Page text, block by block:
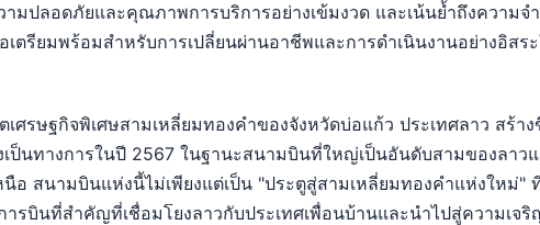
มปลอดภัยและคุณภาพการบริการอย่างเข้มงวด และเน้นย้ำถึงความจ
เตรียมพร้อมสำหรับการเปลี่ยนผ่านอาชีพและการดำเนินงานอย่างอิสร
ษฐกิจพิเศษสามเหลี่ยมทองคำของจังหวัดบ่อแก้ว ประเทศลาว สร้า
ป็นทางการในปี 2567 ในฐานะสนามบินที่ใหญ่เป็นอันดับสามของลาว
สนามบินแห่งนี้ไม่เพียงแต่เป็น "ประตูสู่สามเหลี่ยมทองคำแห่งใหม่"
รบินที่สำคัญที่เชื่อมโยงลาวกับประเทศเพื่อนบ้านและนำไปสู่ความเจริ